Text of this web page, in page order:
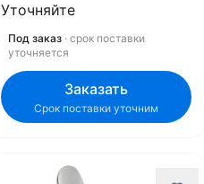
Уточняйте
Под заказ · срок поставки
уточняется
Заказать
Срок поставки уточним